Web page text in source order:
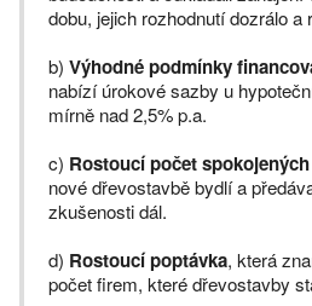
dobu, jejich rozhodnutí dozrálo a
b) Výhodné podmínky
nabízí úrokové sazby u
mírně nad 2,5% p.a.
c) Rostoucí počet
nové dřevostavbě bydlí a
zkušenosti dál.
d) Rostoucí poptávka, která
počet firem, které dřevostavby